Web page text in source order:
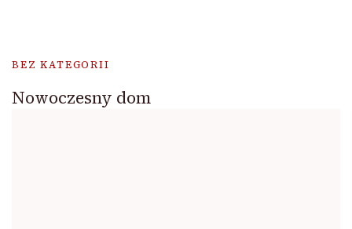
BEZ KATEGORII
Nowoczesny dom